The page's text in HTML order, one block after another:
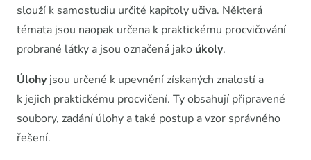
slouží k samostudiu určité kapitoly učiva. Některá
témata jsou naopak určena k praktickému procvičování
probrané látky a jsou označená jako úkoly.
Úlohy jsou určené k upevnění získaných znalostí a
k jejich praktickému procvičení. Ty obsahují připravené
soubory, zadání úlohy a také postup a vzor správného
řešení.